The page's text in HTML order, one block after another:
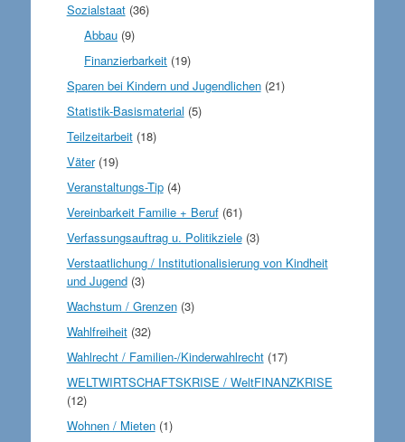
Sozialstaat(36)
Abbau (9)
Finanzierbarkeit (19)
Sparen bei Kindern und Jugendlichen(21)
Statistik-Basismaterial (5)
Teilzeitarbeit(18)
Väter(19)
Veranstaltungs-Tip(4)
Vereinbarkeit Familie + Beruf(61)
Verfassungsauftrag u. Politikziele(3)
Verstaatlichung / Institutionalisierung von Kindheit
und Jugend(3)
Wachstum / Grenzen(3)
Wahlfreiheit(32)
Wahlrecht / Familien-/Kinderwahlrecht(17)
WELTWIRTSCHAFTSKRISE / WeltFINANZKRISE
(12)
Wohnen / Mieten(1)